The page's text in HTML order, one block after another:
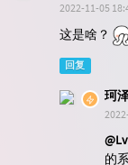
2022-11-05
这是啥？
回复
珂
的